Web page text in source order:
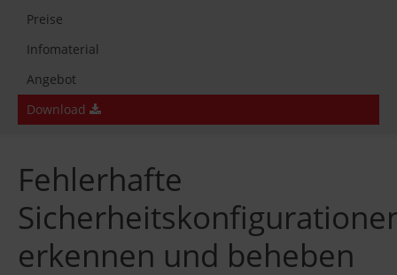
Preise
Infomaterial
Angebot
Download
Fehlerhafte
erkennen und beheben